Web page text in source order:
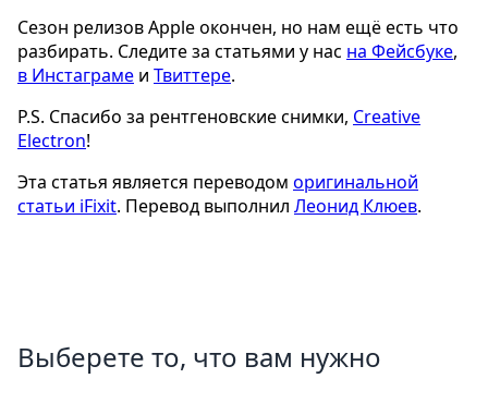
Сезон релизов Apple окончен, но нам ещё есть что
разбирать. Следите за статьями у нас на Фейсбуке,
в Инстаграме и Твиттере.
P.S. Спасибо за рентгеновские снимки, Creative
Electron!
Эта статья является переводом оригинальной
статьи iFixit. Перевод выполнил Леонид Клюев.
Выберете то, что вам нужно